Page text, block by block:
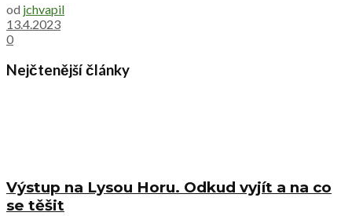
od jchvapil
13.4.2023
0
Nejčtenější články
Výstup na Lysou Horu. Odkud vyjít a na co
se těšit